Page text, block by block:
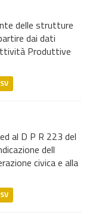
delle strutture
dai dati
Produttive
al D P R 223 del
dell
civica e alla